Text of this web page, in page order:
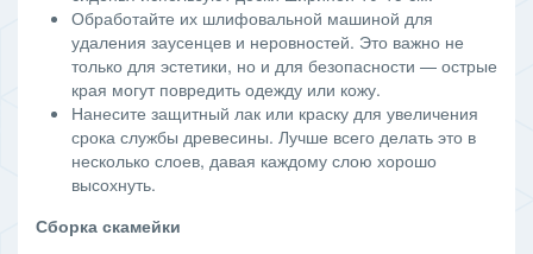
Обработайте их шлифовальной машиной для
удаления заусенцев и неровностей. Это важно не
только для эстетики, но и для безопасности — острые
края могут повредить одежду или кожу.
Нанесите защитный лак или краску для увеличения
срока службы древесины. Лучше всего делать это в
несколько слоев, давая каждому слою хорошо
высохнуть.
Сборка скамейки